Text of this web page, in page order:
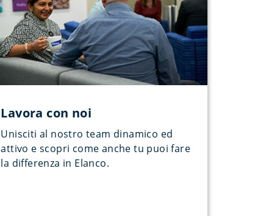
Lavora con noi
Unisciti al nostro team dinamico ed
attivo e scopri come anche tu puoi fare
la differenza in Elanco.